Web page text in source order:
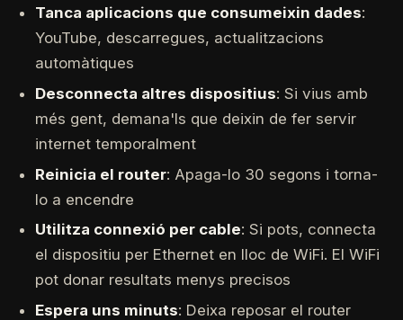
Tanca aplicacions que consumeixin dades:
YouTube, descarregues, actualitzacions
automàtiques
Desconnecta altres dispositius: Si vius amb
més gent, demana'ls que deixin de fer servir
internet temporalment
Reinicia el router: Apaga-lo 30 segons i torna-
lo a encendre
Utilitza connexió per cable: Si pots, connecta
el dispositiu per Ethernet en lloc de WiFi. El WiFi
pot donar resultats menys precisos
Espera uns minuts: Deixa reposar el router